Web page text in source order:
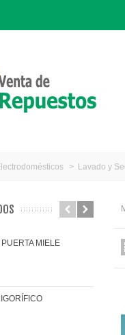
> Lavado y
MIELE